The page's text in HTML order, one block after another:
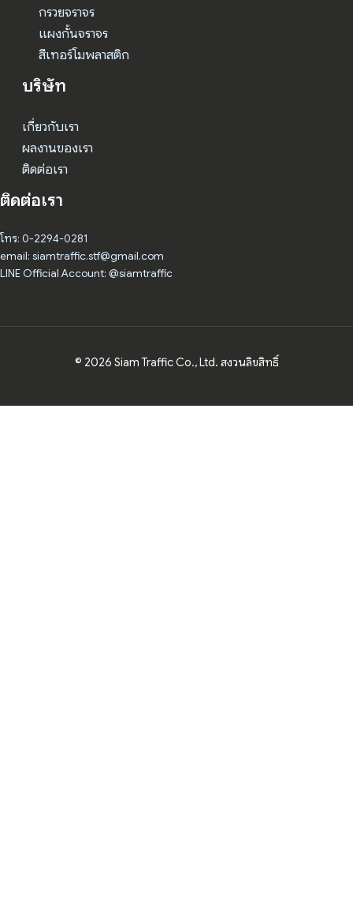
กรวยจราจร
แผงกั้นจราจร
สีเทอร์โมพลาสติก
บริษัท
เกี่ยวกับเรา
ผลงานของเรา
ติดต่อเรา
ติดต่อเรา
โทร: 0-2294-0281
email: siamtraffic.stf@gmail.com
LINE Official Account: @siamtraffic
© 2026 Siam Traffic Co., Ltd. สงวนลิขสิทธิ์